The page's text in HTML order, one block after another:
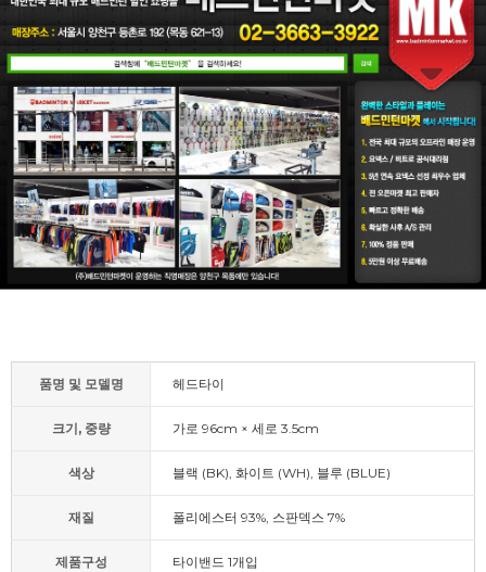
품명 및 모델명 헤드타이
크기, 중량 가로 96cm × 세로 3.5cm
색상 블랙 (BK), 화이트 (WH), 블루 (BLUE)
재질 폴리에스터 93%, 스판덱스 7%
제품구성 타이밴드 1개입